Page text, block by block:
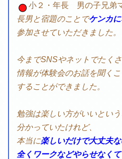
小２・年長 男の子兄弟
長男と宿題のことでケンカ
参加させていただきました。
今までSNSやネットでたく
情報が体験会のお話を聞く
することができました。
勉強は楽しい方がいいとい
分かっていたけれど、
本当に楽しいだけで大丈夫な
全く ワークなどやらせなく